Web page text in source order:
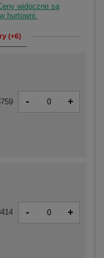
widoczne są
hurtowni.
(+6)
- +
- +